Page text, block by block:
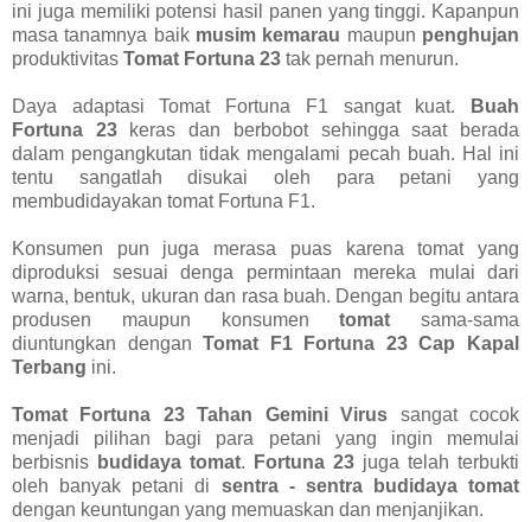
ini juga memiliki potensi hasil panen yang tinggi. Kapanpun
masa tanamnya baik musim kemarau maupun penghujan
produktivitas Tomat Fortuna 23 tak pernah menurun.
Daya adaptasi Tomat Fortuna F1 sangat kuat.
Buah
Fortuna 23 keras dan berbobot sehingga saat berada
dalam pengangkutan tidak mengalami pecah buah. Hal ini
tentu sangatlah disukai oleh para petani yang
membudidayakan tomat Fortuna F1.
Konsumen pun juga merasa puas karena tomat yang
diproduksi sesuai denga permintaan mereka mulai dari
warna, bentuk, ukuran dan rasa buah. Dengan begitu antara
produsen maupun konsumentomat sama-sama
diuntungkan denganTomat F1 Fortuna 23 Cap Kapal
Terbang ini.
Tomat Fortuna 23 Tahan Gemini Virus sangat cocok
menjadi pilihan bagi para petani yang ingin memulai
berbisnis budidaya tomat. Fortuna 23 juga telah terbukti
oleh banyak petani di sentra - sentra budidaya tomat
dengan keuntungan yang memuaskan dan menjanjikan.